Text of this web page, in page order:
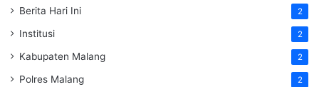
Berita Hari Ini 2
Institusi 2
Kabupaten Malang 2
Polres Malang 2